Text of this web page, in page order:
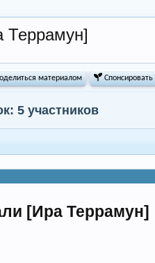
Террамун]
материалом  Спонсировать
5 участников
[Ира Террамун]